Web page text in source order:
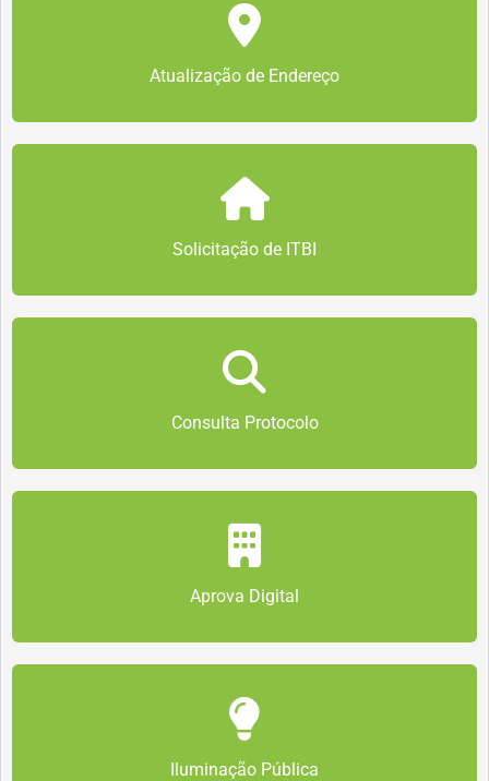
Atualização de Endereço
Solicitação de ITBI
Consulta Protocolo
Aprova Digital
Iluminação Pública